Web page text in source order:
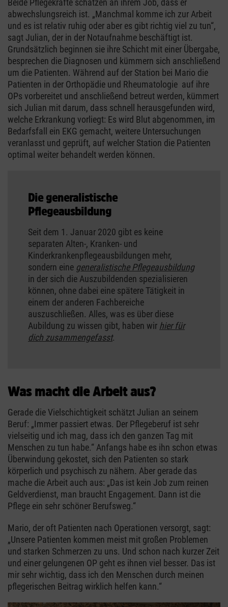
Beide Pflegekräfte schätzen an ihrem Job, dass er
abwechslungsreich ist. „Manchmal komme ich zur Arbeit
und es ist relativ ruhig oder aber es gibt richtig viel zu tun“,
sagt Julian, der in der Notaufnahme beschäftigt ist.
Grundsätzlich beginnen sie ihre Schicht mit einer Übergabe,
besprechen die Diagnosen und kümmern sich anschließend
um die Patienten. Während auf der Station bei Mario die
Patienten in der Orthopädie und Rheumatologie auf ihre
OPs vorbereitet und anschließend betreut werden, kümmert
sich Julian mit darum, dass schnell herausgefunden wird,
welche Erkrankung vorliegt: Es wird Blut abgenommen, im
Bedarfsfall ein EKG gemacht, weitere Untersuchungen
veranlasst und geprüft, auf welcher Station die Patienten
optimal weiter behandelt werden können.
Die generalistische
Pflegeausbildung
Seit dem 1. Januar 2020 gibt es keine
separaten Alten-, Kranken- und
Kinderkrankenpflegeausbildungen mehr,
sondern eine generalistische Pflegeausbildung
in der sich die Auszubildenden spezialisieren
können, ohne dabei eine spätere Tätigkeit in
einem der anderen Fachbereiche
auszuschließen. Alles, was es über diese
Aubildung zu wissen gibt, haben wir hier für
dich zusammengefasst.
Was macht die Arbeit aus?
Gerade die Vielschichtigkeit schätzt Julian an seinem
Beruf: „Immer passiert etwas. Der Pflegeberuf ist sehr
vielseitig und ich mag, dass ich den ganzen Tag mit
Menschen zu tun habe.“ Anfangs habe es ihn schon etwas
Überwindung gekostet, sich den Patienten so stark
körperlich und psychisch zu nähern. Aber gerade das
mache die Arbeit auch aus: „Das ist kein Job zum reinen
Geldverdienst, man braucht Engagement. Dann ist die
Pflege ein sehr schöner Berufsweg.“
Mario, der oft Patienten nach Operationen versorgt, sagt:
„Unsere Patienten kommen meist mit großen Problemen
und starken Schmerzen zu uns. Und schon nach kurzer Zeit
und einer gelungenen OP geht es ihnen viel besser. Das ist
mir sehr wichtig, dass ich den Menschen durch meinen
pflegerischen Beitrag wirklich helfen kann.“